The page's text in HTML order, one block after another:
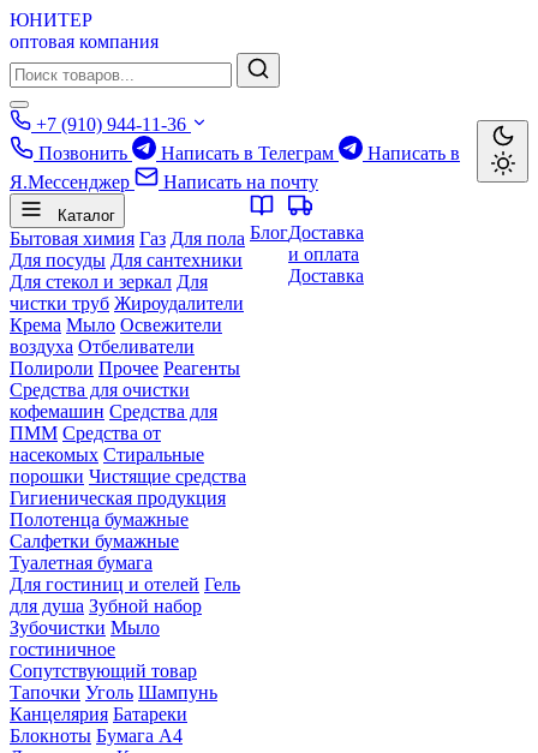
ЮНИТЕР
оптовая компания
+7 (910) 944-11-36
Позвонить
Написать в Телеграм
Написать в
Я.Мессенджер
Написать на почту
Каталог
Бытовая химия Газ Для пола
Для посуды Для сантехники
Для стекол и зеркал Для
чистки труб Жироудалители
Крема Мыло Освежители
воздуха Отбеливатели
Полироли Прочее Реагенты
Средства для очистки
кофемашин Средства для
ПММ Средства от
насекомых Стиральные
порошки Чистящие средства
Гигиеническая продукция
Полотенца бумажные
Салфетки бумажные
Туалетная бумага
Для гостиниц и отелей Гель
для душа Зубной набор
Зубочистки Мыло
гостиничное
Сопутствующий товар
Тапочки Уголь Шампунь
Канцелярия Батареки
Блокноты Бумага А4
БлогДоставка
и оплата
Доставка